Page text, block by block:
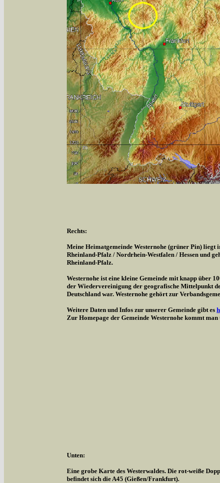
Rechts:
Meine Heimatgemeinde Westernohe (grüner Pin) liegt
Rheinland-Pfalz / Nordrhein-Westfalen / Hessen und
Rheinland-Pfalz.
Westernohe ist eine kleine Gemeinde mit knapp über
der Wiedervereinigung der geografische Mittelpunkt
Deutschland war. Westernohe gehört zur
Weitere Daten und Infos zur unserer Gemeinde gibt es
Zur Homepage der Gemeinde Westernohe kommt
Unten:
Eine grobe Karte des Westerwaldes. Die rot-weiße
befindet sich die A45 (Gießen/Frankfurt).